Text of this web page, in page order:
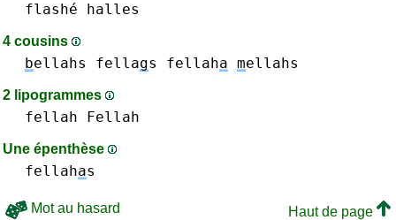
flashé
halles
4 cousins
bellahs fellags fellaha mellahs
2 lipogrammes
fellah Fellah
Une épenthèse
fellahas
Mot au hasard
Haut de page